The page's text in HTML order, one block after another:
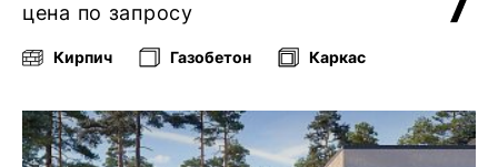
цена по запросу
Кирпич Газобетон Каркас